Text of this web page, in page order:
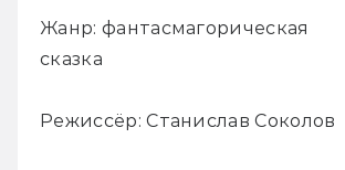
Жанр: фантасмагорическая
сказка
Режиссёр: Станислав Соколов